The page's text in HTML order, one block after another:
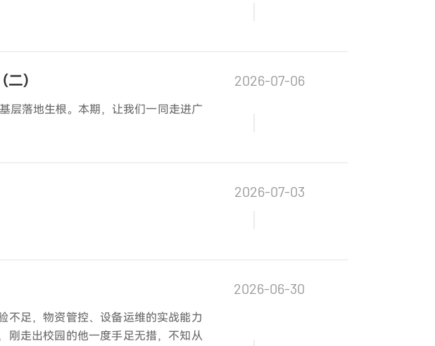
） 2026-07-06
层落地生根。本期，让我们一同走进广
2026-07-03
2026-06-30
不足，物资管控、设备运维的实战能力
刚走出校园的他一度手足无措，不知从